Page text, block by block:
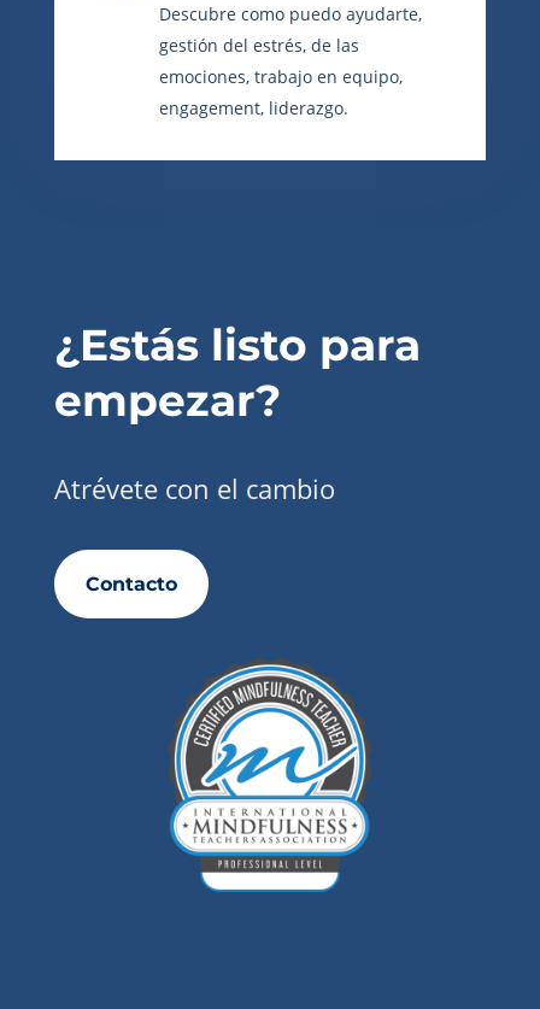
Descubre como puedo ayudarte,
gestión del estrés, de las
emociones, trabajo en equipo,
engagement, liderazgo.
¿Estás listo para
empezar?
Atrévete con el cambio
Contacto